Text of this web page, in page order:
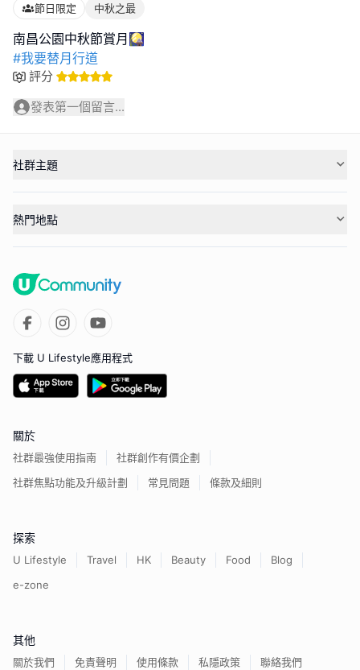
節日限定 中秋之最
#我要替月行道
評分
發表第一個留言...
社群主題
熱門地點
下載 U Lifestyle應用程式
關於
社群最強使用指南
社群創作有價企劃
社群焦點功能及升級計劃
常見問題 條款及細則
探索
U Lifestyle Travel HK Beauty Food
Blog
e-zone
其他
關於我們 免責聲明 使用條款 私隱政策 聯絡我們